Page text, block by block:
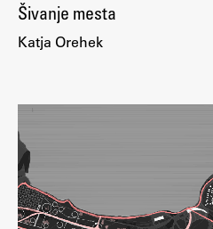
Šivanje mesta
Katja Orehek